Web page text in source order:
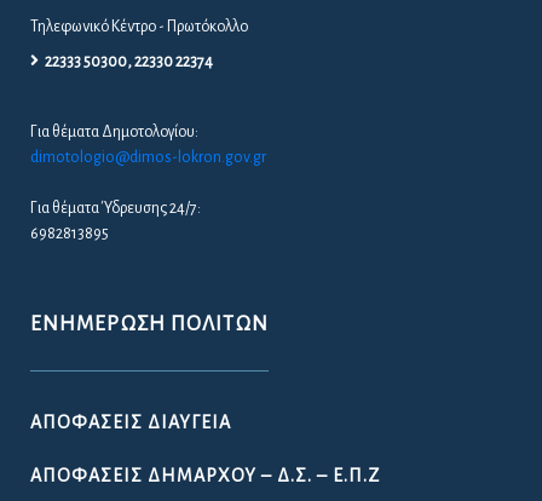
Τηλεφωνικό Κέντρο - Πρωτόκολλο
22333 50300, 22330 22374
Για θέματα Δημοτολογίου:
dimotologio@dimos-lokron.gov.gr
Για θέματα Ύδρευσης 24/7:
6982813895
ΕΝΗΜΈΡΩΣΗ ΠΟΛΙΤΏΝ
ΑΠΟΦΆΣΕΙΣ ΔΙΑΎΓΕΙΑ
ΑΠΟΦΆΣΕΙΣ ΔΗΜΆΡΧΟΥ – Δ.Σ. – Ε.Π.Ζ